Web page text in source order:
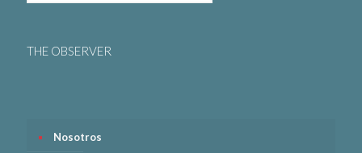
THE OBSERVER
Nosotros